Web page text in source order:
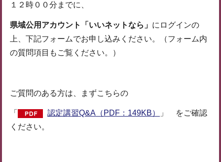
１２時００分までに、
県域公用アカウント「いいネットなら」 にログインの
上、下記フォームでお申し込みください。（フォーム内
の質問項目もご覧ください。）
ご質問のある方は、まずこちらの
「 認定講習Q&A（PDF：149KB）
」 をご確認
ください。